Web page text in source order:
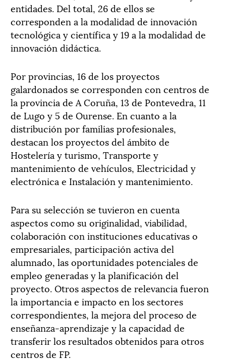
entidades. Del total, 26 de ellos se
corresponden a la modalidad de innovación
tecnológica y científica y 19 a la modalidad de
innovación didáctica.
Por provincias, 16 de los proyectos
galardonados se corresponden con centros de
la provincia de A Coruña, 13 de Pontevedra, 11
de Lugo y 5 de Ourense. En cuanto a la
distribución por familias profesionales,
destacan los proyectos del ámbito de
Hostelería y turismo, Transporte y
mantenimiento de vehículos, Electricidad y
electrónica e Instalación y mantenimiento.
Para su selección se tuvieron en cuenta
aspectos como su originalidad, viabilidad,
colaboración con instituciones educativas o
empresariales, participación activa del
alumnado, las oportunidades potenciales de
empleo generadas y la planificación del
proyecto. Otros aspectos de relevancia fueron
la importancia e impacto en los sectores
correspondientes, la mejora del proceso de
enseñanza-aprendizaje y la capacidad de
transferir los resultados obtenidos para otros
centros de FP.